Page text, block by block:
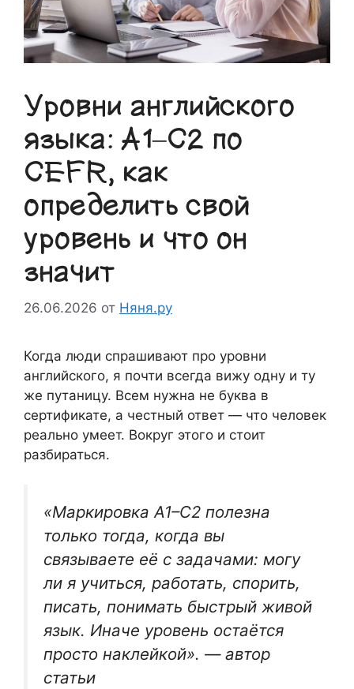
Уровни английского
языка: A1–C2 по
CEFR, как
определить свой
уровень и что он
значит
26.06.2026 от Няня.ру
Когда люди спрашивают про уровни
английского, я почти всегда вижу одну и ту
же путаницу. Всем нужна не буква в
сертификате, а честный ответ — что человек
реально умеет. Вокруг этого и стоит
разбираться.
«Маркировка A1–C2 полезна
только тогда, когда вы
связываете её с задачами: могу
ли я учиться, работать, спорить,
писать, понимать быстрый живой
язык. Иначе уровень остаётся
просто наклейкой». — автор
статьи